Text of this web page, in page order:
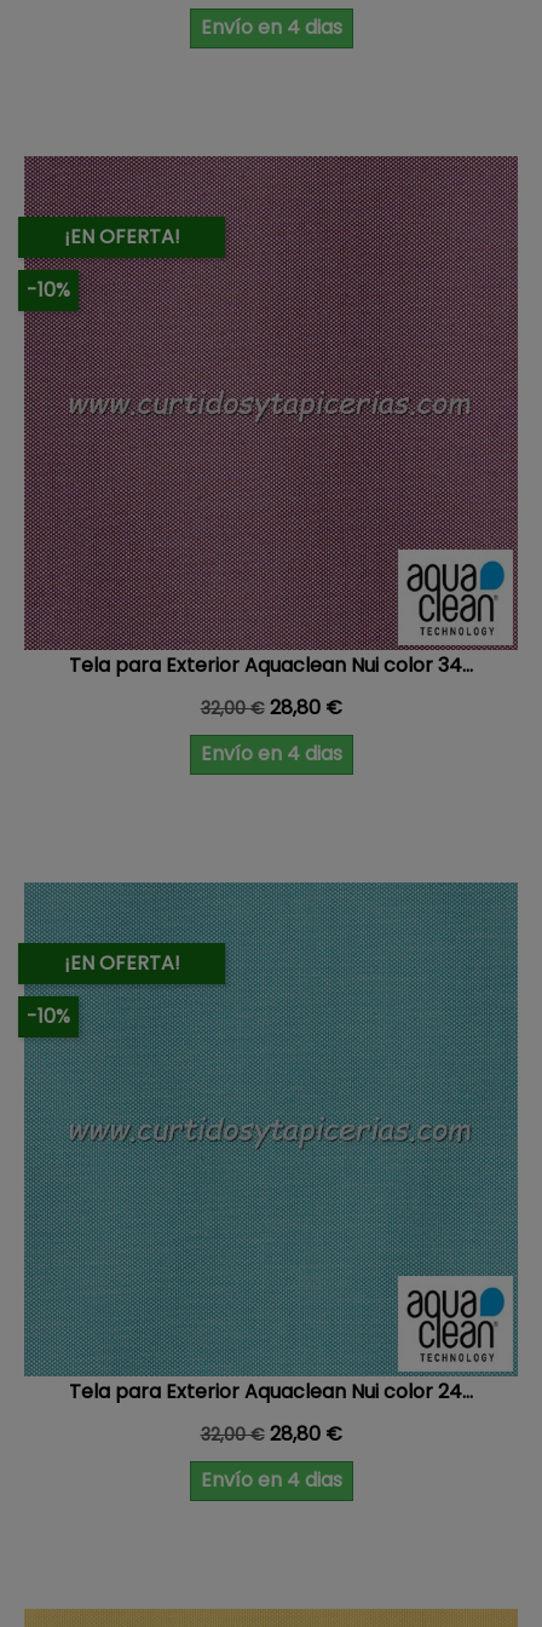
Envío en 4 dias
¡EN OFERTA!
-10%
Tela para Exterior Aquaclean Nui color 34...
Precio base
32,00 € Precio
28,80 €
Envío en 4 dias
¡EN OFERTA!
-10%
Tela para Exterior Aquaclean Nui color 24...
Precio base
32,00 € Precio
28,80 €
Envío en 4 dias